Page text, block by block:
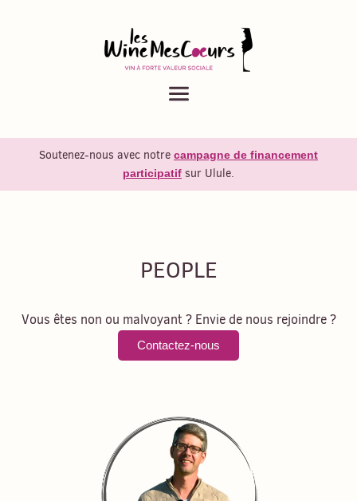
Menu
Soutenez-nous avec notre campagne de financement
participatif sur Ulule.
PEOPLE
Vous êtes non ou malvoyant ? Envie de nous rejoindre ?
Contactez-nous